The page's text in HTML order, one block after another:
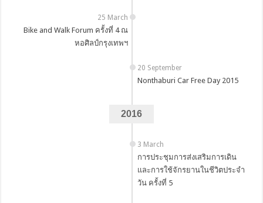
25 March
Bike and Walk Forum ครั้งที่ 4 ณ
หอศิลป์กรุงเทพฯ
20 September
Nonthaburi Car Free Day 2015
2016
3 March
การประชุมการส่งเสริมการเดิน
และการใช้จักรยานในชีวิตประจำ
วัน ครั้งที่ 5